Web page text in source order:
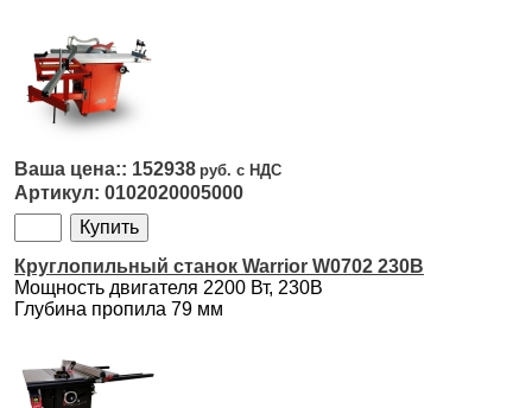
152938
0102020005000
Круглопильный станок Warrior W0702 230В
Мощность двигателя 2200 Вт, 230В
Глубина пропила 79 мм